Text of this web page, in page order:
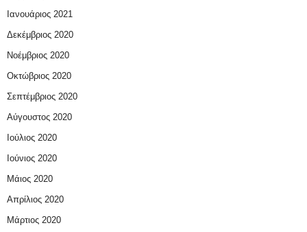
Ιανουάριος 2021
Δεκέμβριος 2020
Νοέμβριος 2020
Οκτώβριος 2020
Σεπτέμβριος 2020
Αύγουστος 2020
Ιούλιος 2020
Ιούνιος 2020
Μάιος 2020
Απρίλιος 2020
Μάρτιος 2020